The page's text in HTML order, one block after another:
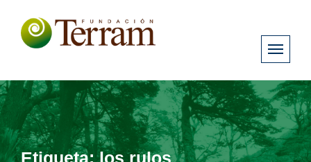
Etiqueta:los rulos